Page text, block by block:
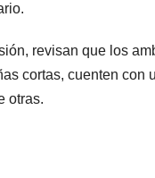
revisan que los
cortas, cuenten
otras.